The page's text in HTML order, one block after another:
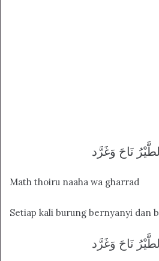
نَاحَ وَغَرَّد
Math thoiru naaha wa gharrad
Setiap kali burung bernyanyi dan
نَاحَ وَغَرَّد